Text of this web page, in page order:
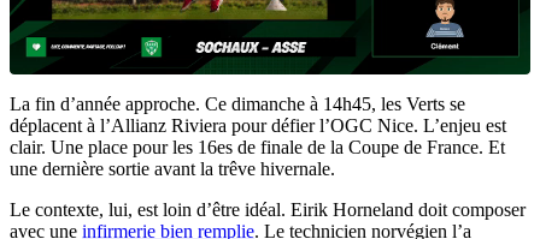
La fin d’année approche. Ce dimanche à 14h45, les Verts se
déplacent à l’Allianz Riviera pour défier l’OGC Nice. L’enjeu est
clair. Une place pour les 16es de finale de la Coupe de France. Et
une dernière sortie avant la trêve hivernale.
Le contexte, lui, est loin d’être idéal. Eirik Horneland doit composer
avec une infirmerie bien remplie. Le technicien norvégien l’a